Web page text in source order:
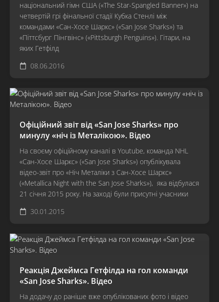
національний гімн США («The Star-Spangled Banner») на
четвертій грі фінальної стадії Кубка Стенлі між
командами «Сан-Хосе Шаркс» («San Jose Sharks») та
«Піттсбург Пінгвінс» («Pittsburgh Penguins»). Гітари, на
яких Гетфілд
08.06.2016
Офіційний звіт від «San Jose Sharks» про
минулу «ніч із Металікою». Відео
На своєму офіційному каналі в Youtube, команда NHL
«Сан-Хосе Шаркс» («San Jose Sharks») опублікувала
відео-звіт про «Ніч Металіки з Сан-Хосе Шаркс»
(«Metallica Night with the San Jose Sharks»), яка відбулася
21 січня 2015 року. На заході були присутні учасники
30.01.2015
Реакція Джеймса Гетфілда на гол команди
«San Jose Sharks». Відео
На додачу до раніше вже опублікованих фото і відео